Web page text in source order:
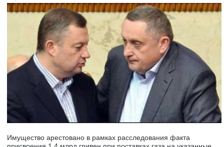
Имущество арестовано в рамках расследования факта